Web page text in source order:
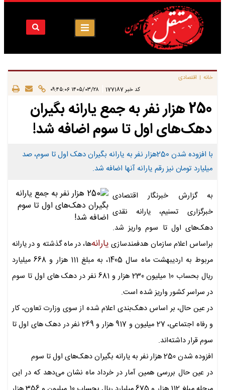
خانه | اقتصادی
کد خبر 177187 ۱۴۰۵/۰۳/۲۸ ۰۹:۴۵:۰۶
250 هزار نفر به جمع یارانه بگیران
دهک‌های اول تا سوم​ اضافه شد!
با افزوده شدن 250هزار نفر به یارانه بگیران دهک اول تا سوم، صد
میلیارد تومان نیز رقم یارانه آنها اضافه شد.
به گزارش خبرنگار اقتصادی
خبرگزاری تسنیم، یارانه نقدی
دهک‌های اول تا سوم واریز شد.
براساس اعلام سازمان هدفمندسازی یارانه‌ها، در ماه گذشته و در یارانه
مربوط به اردیبهشت ماه سال 1405، به مبلغ 111 هزار و 668 میلیارد
ریال بحساب 10 میلیون 230 هزار و 681 نفر در دهک های اول تا سوم
در سراسر کشور واریز شده است.
در عین حال، بر اساس دهک‌بندی اعلام شده از سوی وزارت تعاون، کار
و رفاه اجتماعی، 27 میلیون و 917 هزار و 269 نفر در دهک های اول تا
سوم قرار داشته‌اند.
افزوده شدن 250 هزار نفر به یارانه بگیران دهک‌های اول تا سوم
در عین حال بررسی همین آمار در خرداد ماه نشان می‌دهد که در این